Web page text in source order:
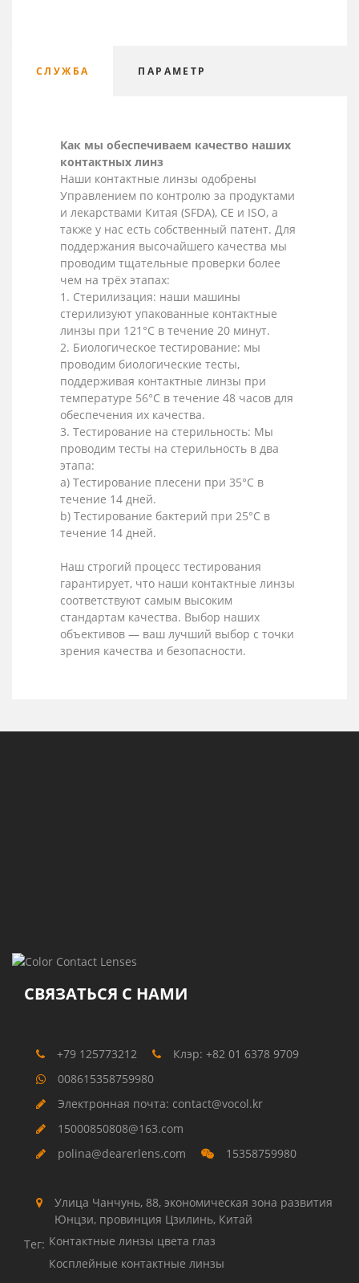
СЛУЖБА ПАРАМЕТР
Как мы обеспечиваем качество наших
контактных линз
Наши контактные линзы одобрены
Управлением по контролю за продуктами
и лекарствами Китая (SFDA), CE и ISO, а
также у нас есть собственный патент. Для
поддержания высочайшего качества мы
проводим тщательные проверки более
чем на трёх этапах:
1. Стерилизация: наши машины
стерилизуют упакованные контактные
линзы при 121°C в течение 20 минут.
2. Биологическое тестирование: мы
проводим биологические тесты,
поддерживая контактные линзы при
температуре 56°C в течение 48 часов для
обеспечения их качества.
3. Тестирование на стерильность: Мы
проводим тесты на стерильность в два
этапа:
a) Тестирование плесени при 35°C в
течение 14 дней.
b) Тестирование бактерий при 25°C в
течение 14 дней.
Наш строгий процесс тестирования
гарантирует, что наши контактные линзы
соответствуют самым высоким
стандартам качества. Выбор наших
объективов — ваш лучший выбор с точки
зрения качества и безопасности.
СВЯЗАТЬСЯ С НАМИ
+79 125773212
Клэр: +82 01 6378 9709
008615358759980
Электронная почта: contact@vocol.kr
15000850808@163.com
polina@dearerlens.com
15358759980
Улица Чанчунь, 88, экономическая зона развития
Юнцзи, провинция Цзилинь, Китай
Тег: Контактные линзы цвета глаз
Косплейные контактные линзы